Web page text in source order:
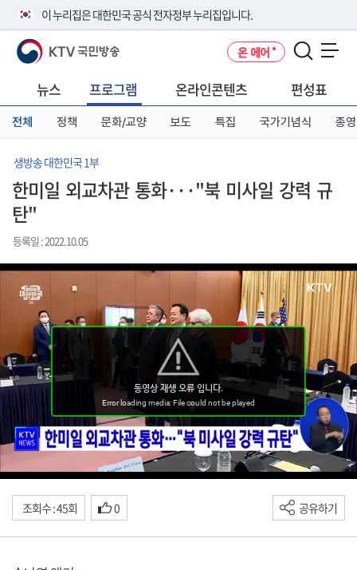
이 누리집은 대한민국 공식 전자정부 누리집입니다.
공식 누리집 주소 확인하기
니다.
이밖에 or.kr 또는 .kr등 다른 도메인 주소를 사용하고 있다면 아래 URL에
서 도메인 주소를 확인해 보세요
KTV 국민방송 온 에어
뉴스 프로그램 온라인콘텐츠 편성표
전체 정책 문화/교양 보도 특집 국가기념식 종영
생방송 대한민국 1부
한미일 외교차관 통화···"북 미사일 강력 규
탄"
등록일 : 2022.10.05
조회수 : 45회 0 공유하기